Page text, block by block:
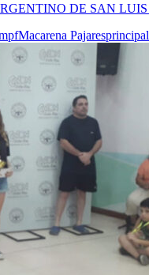
DE SAN LUIS
Macarena Pajaresprincipal